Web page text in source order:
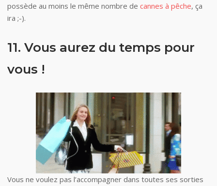
possède au moins le même nombre de cannes à pêche, ça
ira ;-).
11. Vous aurez du temps pour
vous !
Vous ne voulez pas l’accompagner dans toutes ses sorties